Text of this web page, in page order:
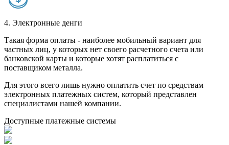
4. Электронные денги
Такая форма оплаты - наиболее мобильный вариант для
частных лиц, у которых нет своего расчетного счета или
банковской карты и которые хотят расплатиться с
поставщиком металла.
Для этого всего лишь нужно оплатить счет по средствам
электронных платежных систем, который представлен
специалистами нашей компании.
Доступные платежные системы